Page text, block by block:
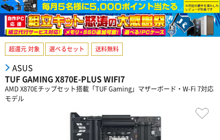
超還元 対象 選べるセット 送料無料
ASUS
TUF GAMING X870E-PLUS WIFI7
AMD X870Eチップセット搭載「TUF Gaming」マザーボード・W-Fi 7対応
モデル